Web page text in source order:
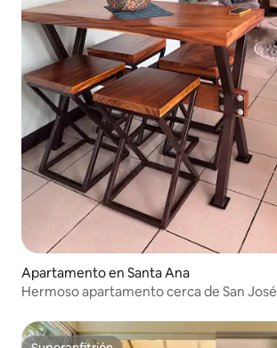
Apartamento en Santa Ana
Hermoso apartamento cerca de San José